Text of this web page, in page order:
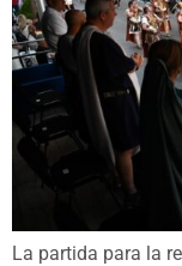
La partida para la